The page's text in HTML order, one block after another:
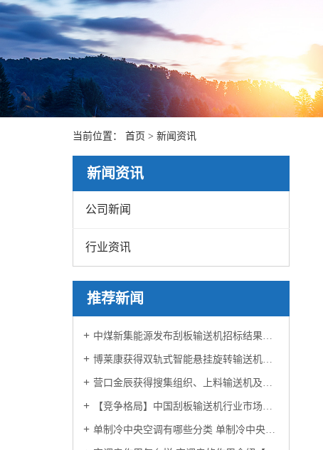
当前位置： 首页 > 新闻资讯
新闻资讯
公司新闻
行业资讯
推荐新闻
中煤新集能源发布刮板输送机招标结果泰山华坤成功中标！
博莱康获得双轨式智能悬挂旋转输送机专利
营口金辰获得搜集组织、上料输送机及隔纸的搜集办法专利
【竞争格局】中国刮板输送机行业市场概览、投资热点及发展的新趋势预测报告
单制冷中央空调有哪些分类 单制冷中央空调分类介绍【详解】